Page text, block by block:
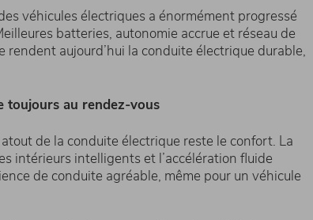
véhicules électriques a énormément progressé
batteries, autonomie accrue et réseau de
rendent aujourd’hui la conduite électrique durable,
toujours au rendez-vous
de la conduite électrique reste le confort. La
intérieurs intelligents et l’accélération fluide
de conduite agréable, même pour un véhicule